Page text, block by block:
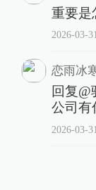
重要是
2026-03-31
恋雨冰
回复@
公司有
2026-03-31